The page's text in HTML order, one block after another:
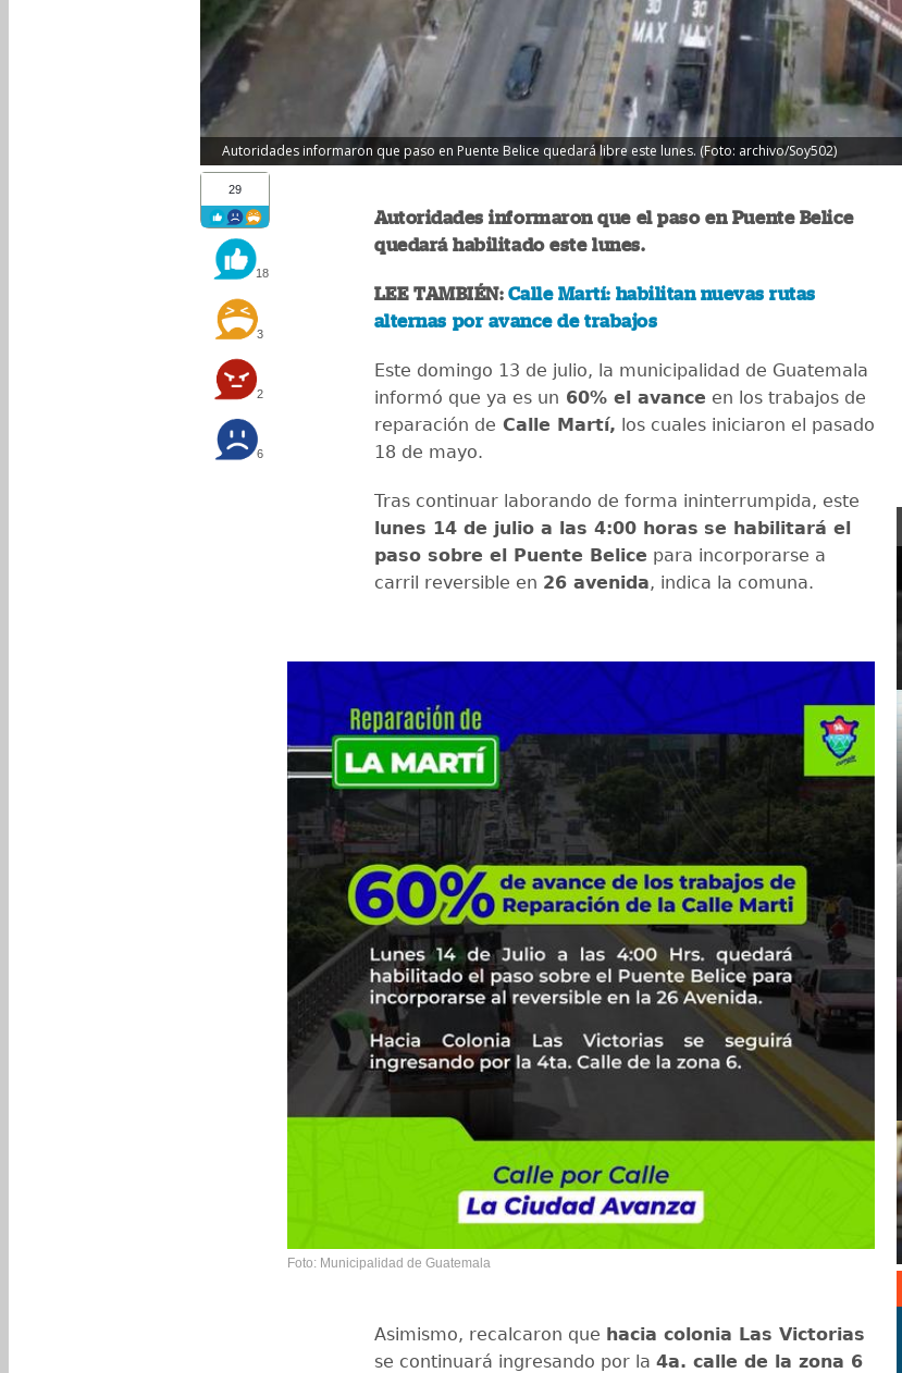
Autoridades informaron que paso en Puente Belice quedará libre este lunes. (Foto: archivo/Soy502)
29
18
3
2
6
Autoridades informaron que el paso en Puente Belice
quedará habilitado este lunes.
LEE TAMBIÉN: Calle Martí: habilitan nuevas rutas
alternas por avance de trabajos
Este domingo 13 de julio, la municipalidad de Guatemala
informó que ya es un 60% el avance en los trabajos de
reparación de Calle Martí, los cuales iniciaron el pasado
18 de mayo.
Tras continuar laborando de forma ininterrumpida, este
lunes 14 de julio a las 4:00 horas se habilitará el
paso sobre el Puente Belice para incorporarse a
carril reversible en 26 avenida, indica la comuna.
Foto: Municipalidad de Guatemala
Asimismo, recalcaron que hacia colonia Las Victorias
se continuará ingresando por la 4a. calle de la zona 6